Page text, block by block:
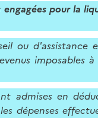
pour la
ou d'assistance
imposables
admises en
dépenses